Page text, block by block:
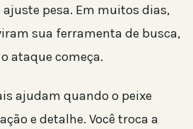
ajuste pesa. Em muitos dias,
sua ferramenta de busca,
ataque começa.
ajudam quando o peixe
e detalhe. Você troca a